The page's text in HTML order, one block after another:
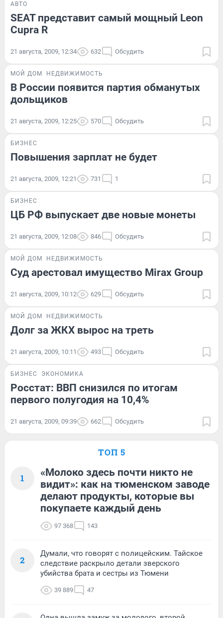
АВТО
SEAT представит самый мощный Leon
Cupra R
21 августа, 2009, 12:34 632 Обсудить
МОЙ ДОМ НЕДВИЖИМОСТЬ
В России появится партия обманутых
дольщиков
21 августа, 2009, 12:25 570 Обсудить
БИЗНЕС
Повышения зарплат не будет
21 августа, 2009, 12:21 731 1
БИЗНЕС
ЦБ РФ выпускает две новые монеты
21 августа, 2009, 12:08 846 Обсудить
МОЙ ДОМ НЕДВИЖИМОСТЬ
Суд арестовал имущество Mirax Group
21 августа, 2009, 10:12 629 Обсудить
МОЙ ДОМ НЕДВИЖИМОСТЬ
Долг за ЖКХ вырос на треть
21 августа, 2009, 10:11 493 Обсудить
БИЗНЕС ЭКОНОМИКА
Росстат: ВВП снизился по итогам
первого полугодия на 10,4%
21 августа, 2009, 09:39 662 Обсудить
ТОП 5
1
«Молоко здесь почти никто не
видит»: как на тюменском заводе
делают продукты, которые вы
покупаете каждый день
97 368 143
2
Думали, что говорят с полицейским. Тайское
следствие раскрыло детали зверского
убийства брата и сестры из Тюмени
39 889 47